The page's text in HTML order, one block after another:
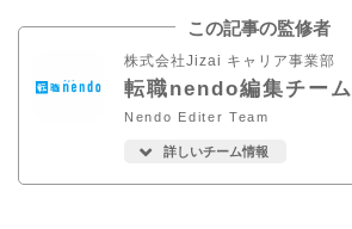
この記事の監修者
株式会社Jizai キャリア事業部
転職nendo編集チーム
Nendo Editer Team
詳しいチーム情報